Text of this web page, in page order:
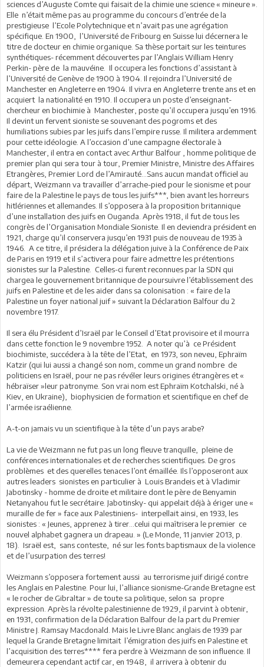
sciences d’Auguste Comte qui faisait de la chimie une science « mineure ».
Elle n’était même pas au programme du concours d’entrée de la
prestigieuse l’Ecole Polytechnique et n’avait pas une agrégation
spécifique. En 1900, l’Université de Fribourg en Suisse lui décernera le
titre de docteur en chimie organique. Sa thèse portait sur les teintures
synthétiques- récemment découvertes par l’Anglais William Henry
Perkin- père de la mauvéine. Il occupera les fonctions d’assistant à
l’Université de Genève de 1900 à 1904. Il rejoindra l’Université de
Manchester en Angleterre en 1904. Il vivra en Angleterre trente ans et en
acquiert la nationalité en 1910. Il occupera un poste d’enseignant-
chercheur en biochimie à Manchester, poste qu’il occupera jusqu’en 1916.
Il devint un fervent sioniste se souvenant des pogroms et des
humiliations subies par les juifs dans l’empire russe. Il militera ardemment
pour cette idéologie. A l’occasion d’une campagne électorale à
Manchester, il entra en contact avec Arthur Balfour , homme politique de
premier plan qui sera tour à tour, Premier Ministre, Ministre des Affaires
Etrangères, Premier Lord de l’Amirauté…Sans aucun mandat officiel au
départ, Weizmann va travailler d’arrache-pied pour le sionisme et pour
faire de la Palestine le pays de tous les juifs***, bien avant les horreurs
hitlériennes et allemandes. Il s’opposera à la proposition britannique
d’une installation des juifs en Ouganda. Après 1918, il fut de tous les
congrès de l’Organisation Mondiale Sioniste. Il en deviendra président en
1921, charge qu’il conservera jusqu’en 1931 puis de nouveau de 1935 à
1946. A ce titre, il présidera la délégation juive à la Conférence de Paix
de Paris en 1919 et il s’activera pour faire admettre les prétentions
sionistes sur la Palestine. Celles-ci furent reconnues par la SDN qui
chargea le gouvernement britannique de poursuivre l’établissement des
juifs en Palestine et de les aider dans sa colonisation : « faire de la
Palestine un foyer national juif » suivant la Déclaration Balfour du 2
novembre 1917.
Il sera élu Président d’Israël par le Conseil d’Etat provisoire et il mourra
dans cette fonction le 9 novembre 1952. A noter qu’à ce Président
biochimiste, succédera à la tête de l’Etat, en 1973, son neveu, Ephraïm
Katzir (qui lui aussi a changé son nom, comme un grand nombre de
politiciens en Israël, pour ne pas révéler leurs origines étrangères et «
hébraïser »leur patronyme. Son vrai nom est Ephraïm Kotchalski, né à
Kiev, en Ukraine), biophysicien de formation et scientifique en chef de
l’armée israélienne.
A-t-on jamais vu un scientifique à la tête d’un pays arabe?
La vie de Weizmann ne fut pas un long fleuve tranquille, pleine de
conférences internationales et de recherches scientifiques. De gros
problèmes et des querelles tenaces l’ont émaillée. Ils l’opposeront aux
autres leaders sionistes en particulier à Louis Brandeis et à Vladimir
Jabotinsky - homme de droite et militaire dont le père de Benyamin
Netanyahou fut le secrétaire. Jabotinsky- qui appelait déjà à ériger une «
muraille de fer » face aux Palestiniens- interpellait ainsi, en 1933, les
sionistes : « Jeunes, apprenez à tirer…celui qui maîtrisera le premier ce
nouvel alphabet gagnera un drapeau. » (Le Monde, 11 janvier 2013, p.
18). Israël est, sans conteste, né sur les fonts baptismaux de la violence
et de l’usurpation des terres!
Weizmann s’opposera fortement aussi au terrorisme juif dirigé contre
les Anglais en Palestine. Pour lui, l’alliance sionisme-Grande Bretagne est
« le rocher de Gibraltar » de toute sa politique, selon sa propre
expression. Après la révolte palestinienne de 1929, il parvint à obtenir,
en 1931, confirmation de la Déclaration Balfour de la part du Premier
Ministre J. Ramsay Macdonald. Mais le Livre Blanc anglais de 1939 par
lequel la Grande Bretagne limitait l’émigration des juifs en Palestine et
l’acquisition des terres**** fera perdre à Weizmann de son influence. Il
demeurera cependant actif car, en 1948, il arrivera à obtenir du